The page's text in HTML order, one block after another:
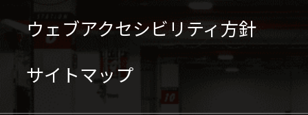
ウェブアクセシビリティ方針
サイトマップ